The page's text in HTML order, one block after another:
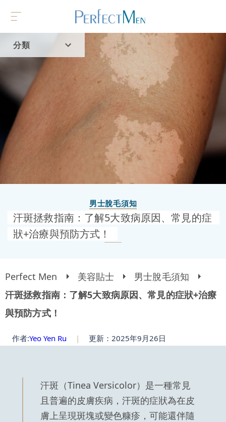
分類
首頁
流行趨勢
男士脫毛須知
汗斑拯救指南：了解5大致病原因、常見的症
狀+治療與預防方式！
Perfect Men 美容貼士
男士脫毛須知
汗斑拯救指南：了解5大致病原因、常見的症狀+治療
與預防方式！
作者:Yeo Yen Ru | 更新：2025年9月26日
汗斑（Tinea Versicolor）是一種常見
且普遍的皮膚疾病，汗斑的症狀為在皮
膚上呈現斑塊或變色糠疹，可能還伴隨